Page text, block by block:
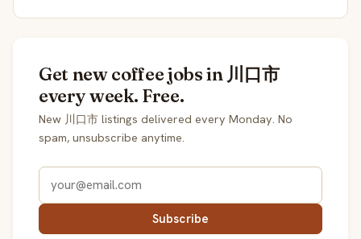
Get new coffee jobs in 川口市
every week. Free.
New 川口市 listings delivered every Monday. No
spam, unsubscribe anytime.
Subscribe